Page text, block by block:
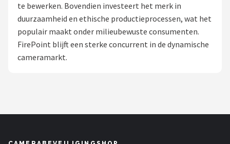
Eufy
Home-Locking
Reolink
te bewerken. Bovendien investeert het merk in
duurzaamheid en ethische productieprocessen, wat het
populair maakt onder milieubewuste consumenten.
FirePoint blijft een sterke concurrent in de dynamische
cameramarkt.